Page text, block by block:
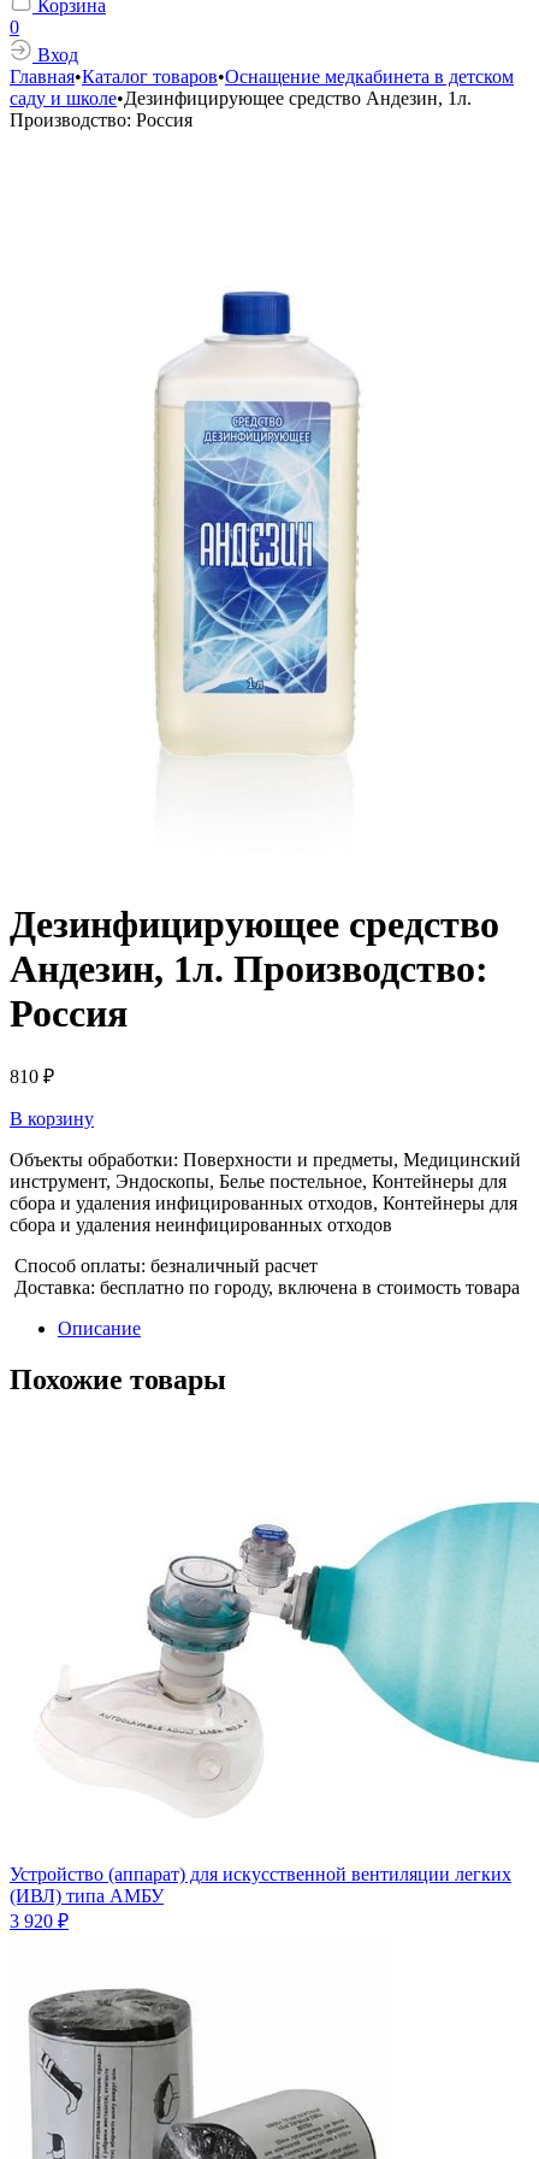
Корзина
0
Вход
Главная•Каталог товаров•Оснащение медкабинета в детском
саду и школе•Дезинфицирующее средство Андезин, 1л.
Производство: Россия
Дезинфицирующее средство
Андезин, 1л. Производство:
Россия
810 ₽
В корзину
Объекты обработки: Поверхности и предметы, Медицинский
инструмент, Эндоскопы, Белье постельное, Контейнеры для
сбора и удаления инфицированных отходов, Контейнеры для
сбора и удаления неинфицированных отходов
Способ оплаты: безналичный расчет
Доставка: бесплатно по городу, включена в стоимость товара
Описание
Похожие товары
Устройство (аппарат) для искусственной вентиляции легких
(ИВЛ) типа АМБУ
3 920 ₽